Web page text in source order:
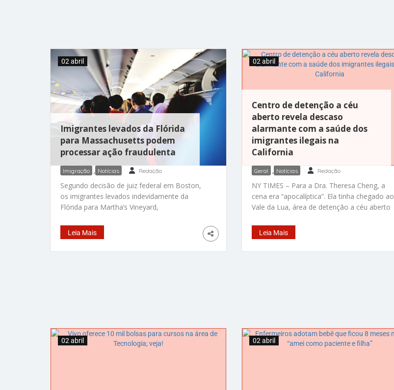
Imigrantes levados da Flórida
para Massachusetts podem
processar ação fraudulenta
02 abril
Imigração , Notícias Redação
Segundo decisão de juiz federal em Boston,
os imigrantes levados indevidamente da
Flórida para Martha’s Vineyard,
DeSantis, podem abrir processo. A ação viola
direitos de imigrantes vulneráveis Da Redação
– Mais uma polêmica envolvendo o
Leia Mais
Centro de detenção a céu
aberto revela descaso
alarmante com a saúde dos
imigrantes ilegais na
California
02 abril
Geral , Notícias Redação
NY TIMES – Para a Dra. Theresa Cheng, a
cena era “apocalíptica”. Ela tinha chegado ao
Vale da Lua, área de detenção a céu aberto
Diego, para prestar assistência médica
voluntária aos requerentes de asilo que
tinham conseguido transpor o muro na
Leia Mais
02 abril 02 abril